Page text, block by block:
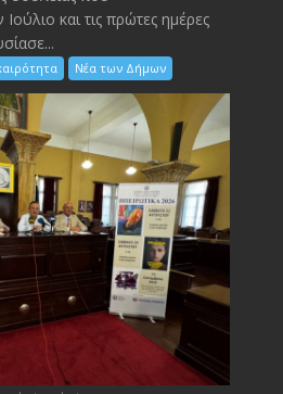
και τις πρώτες ημέρες
Νέα των Δήμων